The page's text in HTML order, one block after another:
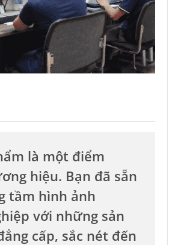
là một điểm
hiệu. Bạn đã sẵn
tầm hình ảnh
với những sản
cấp, sắc nét đến